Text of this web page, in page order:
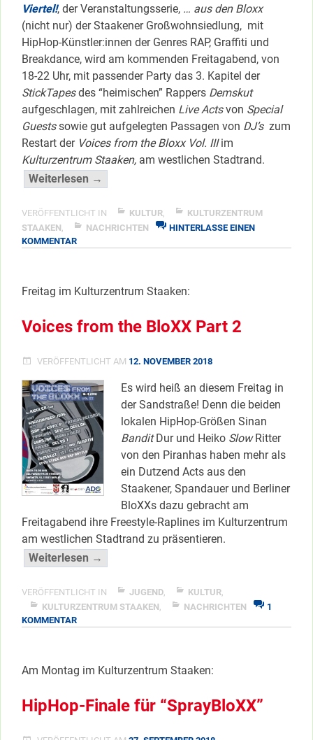
Viertel!, der Veranstaltungsserie, … aus den Bloxx
(nicht nur) der Staakener Großwohnsiedlung, mit
HipHop-Künstler:innen der Genres RAP, Graffiti und
Breakdance, wird am kommenden Freitagabend, von
18-22 Uhr, mit passender Party das 3. Kapitel der
StickTapesdes “heimischen” Rappers Demskut
aufgeschlagen, mit zahlreichen Live Actsvon Special
Guestssowie gut aufgelegten Passagen von DJ’szum
Restart der Voices from the Bloxx Vol. IIIim
Kulturzentrum Staaken, am westlichen Stadtrand.
Weiterlesen →
Guests
=
Voices
BloXX”
VERÖFFENTLICHT IN KULTUR
KULTURZENTRUM
STAAKEN
NACHRICHTEN
HINTERLASSE EINEN
KOMMENTARZU
=
FROM
THE
Freitag im Kulturzentrum Staaken:
Voices from the BloXX Part 2
VERÖFFENTLICHT AM 12. NOVEMBER 2018
Es wird heiß an diesem Freitag in
der Sandstraße! Denn die beiden
lokalen HipHop-Größen Sinan
BanditDur und Heiko SlowRitter
von den Piranhas haben mehr als
ein Dutzend Acts aus den
Staakener, Spandauer und Berliner
BloXXs dazu gebracht am
Freitagabend ihre Freestyle-Raplines im Kulturzentrum
am westlichen Stadtrand zu präsentieren.
Weiterlesen →
the
BloXX
Part
VERÖFFENTLICHT IN JUGEND, KULTUR,
KULTURZENTRUM STAAKEN, NACHRICHTEN
1
KOMMENTARZU
BLOXX
Am Montag im Kulturzentrum Staaken:
HipHop-Finale für “SprayBloXX”